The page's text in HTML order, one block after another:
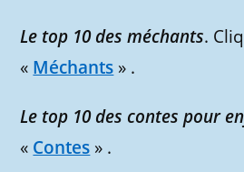
Le top 10 des méchants.
« Méchants » .
Le top 10 des contes pour
« Contes » .